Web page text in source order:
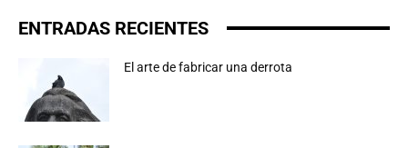
ENTRADAS RECIENTES
El arte de fabricar una derrota